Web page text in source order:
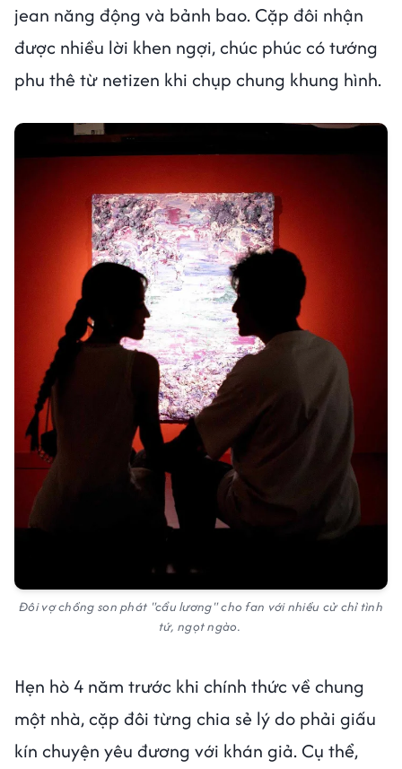
jean năng động và bảnh bao. Cặp đôi nhận
được nhiều lời khen ngợi, chúc phúc có tướng
phu thê từ netizen khi chụp chung khung hình.
Đôi vợ chồng son phát "cẩu lương" cho fan với nhiều cử chỉ tình
tứ, ngọt ngào.
Hẹn hò 4 năm trước khi chính thức về chung
một nhà, cặp đôi từng chia sẻ lý do phải giấu
kín chuyện yêu đương với khán giả. Cụ thể,